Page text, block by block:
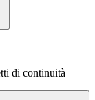
di continuità